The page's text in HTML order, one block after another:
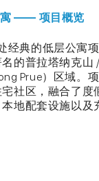
—— 项目概览
经典的低层公寓
的普拉塔纳克山
Prue）区域。
社区，融合了度
地配套设施以及